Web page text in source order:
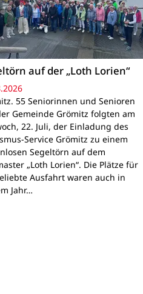
auf der „Loth Lorien“
55 Seniorinnen und Senioren
Gemeinde Grömitz folgten am
22. Juli, der Einladung des
Service Grömitz zu einem
Segeltörn auf dem
„Loth Lorien“. Die Plätze für
Ausfahrt waren auch in
Jahr…